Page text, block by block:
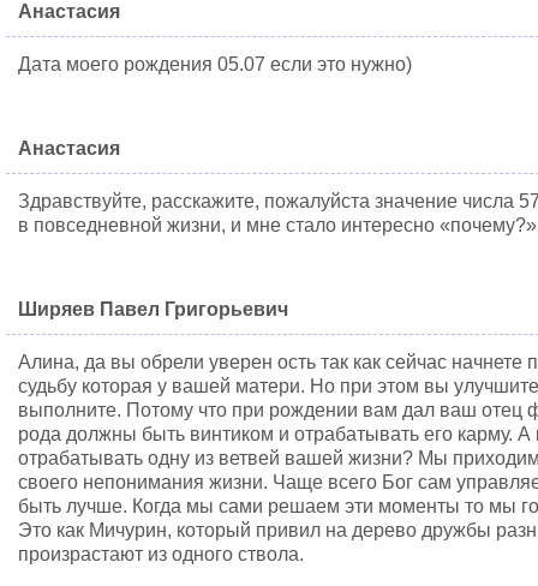
Анастасия
Дата моего рождения 05.07 если это нужно)
Анастасия
Здравствуйте, расскажите, пожалуйста значение числа
в повседневной жизни, и мне стало интересно «почему?»
Ширяев Павел Григорьевич
Алина, да вы обрели уверен ость так как сейчас
судьбу которая у вашей матери. Но при этом вы
выполните. Потому что при рождении вам дал ваш отец
рода должны быть винтиком и отрабатывать его карму. А
отрабатывать одну из ветвей вашей жизни? Мы
своего непонимания жизни. Чаще всего Бог сам
быть лучше. Когда мы сами решаем эти моменты то мы
Это как Мичурин, который привил на дерево дружбы
произрастают из одного ствола.